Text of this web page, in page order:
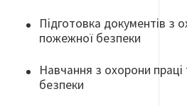
Підготовка документів з
пожежної безпеки
Навчання з охорони
безпеки